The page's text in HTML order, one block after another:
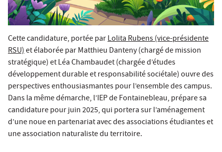
Cette candidature, portée parLolita Rubens (vice-présidente
RSU)et élaborée par Matthieu Danteny (chargé de mission
stratégique) et Léa Chambaudet (chargée d’études
développement durable et responsabilité sociétale) ouvre des
perspectives enthousiasmantes pour l’ensemble des campus.
Dans la même démarche, l’IEP de Fontainebleau, prépare sa
candidature pour juin 2025, qui portera sur l’aménagement
d’une noue en partenariat avec des associations étudiantes et
une association naturaliste du territoire.